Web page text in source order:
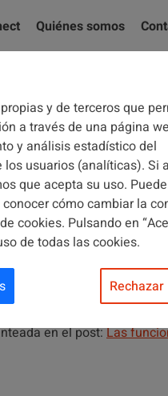
Quiénes somos
de
de obras?
en el post:Las
y de terceros que
a través de una página
y análisis estadístico del
usuarios (analíticas). Si
que acepta su uso.
cómo cambiar la
cookies. Pulsando en
de todas las cookies.
Rechazar